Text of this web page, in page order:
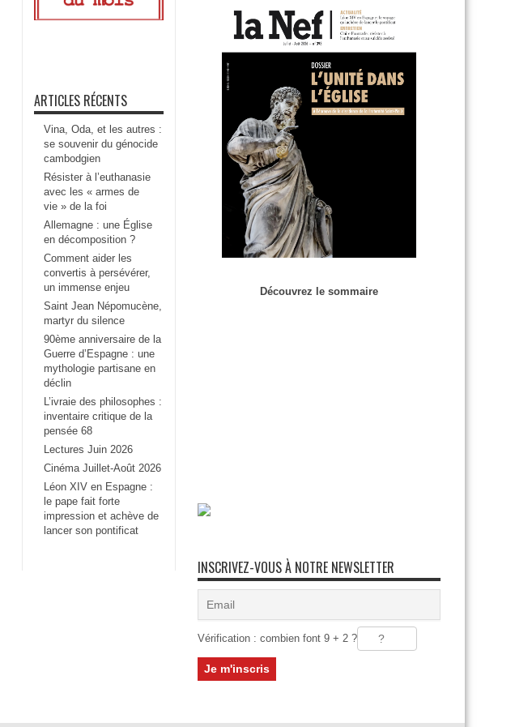
ARTICLES RÉCENTS
Vina, Oda, et les autres :
se souvenir du génocide
cambodgien
Résister à l’euthanasie
avec les « armes de
vie » de la foi
Allemagne : une Église
en décomposition ?
Comment aider les
convertis à persévérer,
un immense enjeu
Saint Jean Népomucène,
martyr du silence
90ème anniversaire de la
Guerre d’Espagne : une
mythologie partisane en
déclin
L’ivraie des philosophes :
inventaire critique de la
pensée 68
Lectures Juin 2026
Cinéma Juillet-Août 2026
Léon XIV en Espagne :
le pape fait forte
impression et achève de
lancer son pontificat
Découvrez le sommaire
INSCRIVEZ-VOUS À NOTRE NEWSLETTER
Vérification : combien font 9 + 2 ?